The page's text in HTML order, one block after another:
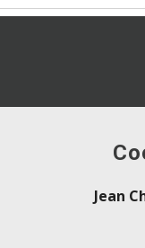
Jean